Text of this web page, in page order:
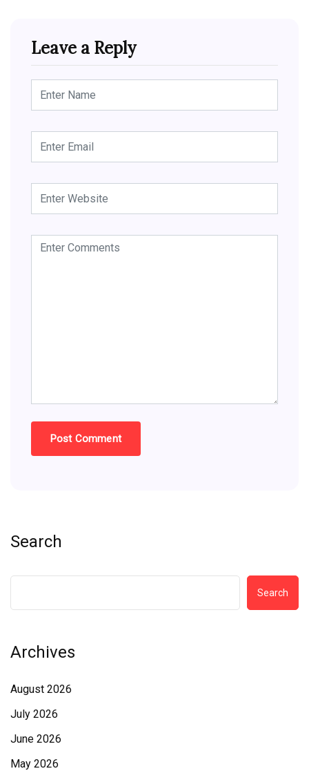
Leave a Reply
Search
Search
Archives
August 2026
July 2026
June 2026
May 2026